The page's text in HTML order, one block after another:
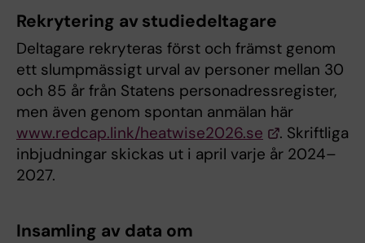
Rekrytering av studiedeltagare
Deltagare rekryteras först och främst genom
ett slumpmässigt urval av personer mellan 30
och 85 år från Statens personadressregister,
men även genom spontan anmälan här
www.redcap.link/heatwise2026.se
. Skriftliga
inbjudningar skickas ut i april varje år 2024–
2027.
Insamling av data om